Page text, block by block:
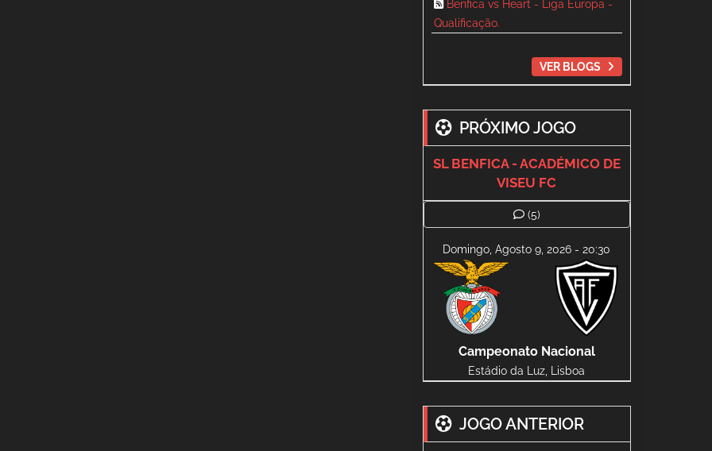
Benfica vs Heart - Liga Europa -
Qualificação.
VER BLOGS
PRÓXIMO JOGO
SL BENFICA - ACADÉMICO DE
VISEU FC
(5)
Domingo, Agosto 9, 2026 - 20:30
Campeonato Nacional
Estádio da Luz, Lisboa
JOGO ANTERIOR